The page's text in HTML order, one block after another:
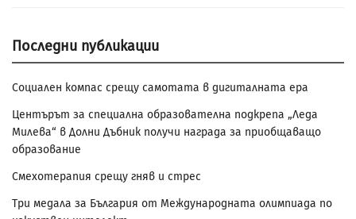
Последни публикации
Социален компас срещу самотата в дигиталната ера
Центърът за специална образователна подкрепа „Леда
Милева“ в Долни Дъбник получи награда за приобщаващо
образование
Смехотерапия срещу гняв и стрес
Три медала за България от Международната олимпиада по